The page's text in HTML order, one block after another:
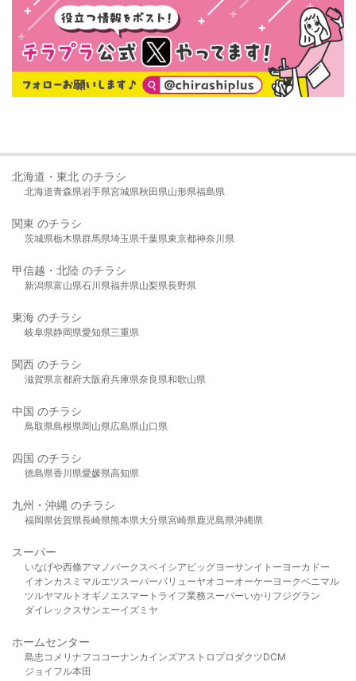
北海道・東北 のチラシ
北海道青森県岩手県宮城県秋田県山形県福島県
関東 のチラシ
茨城県栃木県群馬県埼玉県千葉県東京都神奈川県
甲信越・北陸 のチラシ
新潟県富山県石川県福井県山梨県長野県
東海 のチラシ
岐阜県静岡県愛知県三重県
関西 のチラシ
滋賀県京都府大阪府兵庫県奈良県和歌山県
中国 のチラシ
鳥取県島根県岡山県広島県山口県
四国 のチラシ
徳島県香川県愛媛県高知県
九州・沖縄 のチラシ
福岡県佐賀県長崎県熊本県大分県宮崎県鹿児島県沖縄県
スーパー
いなげや西條アマノパークスベイシア ビッグヨーサンイトーヨーカドー
イオンカスミ マルエツスーパーバリューヤオコーオーケー ヨークベニマル
ツルヤマルト オギノ エスマート ライフ業務スーパーいかり フジグラン
ダイレックスサンエーイズミヤ
ホームセンター
島忠 コメリ ナフコ コーナンカインズアストロプロダクツDCM
ジョイフル本田